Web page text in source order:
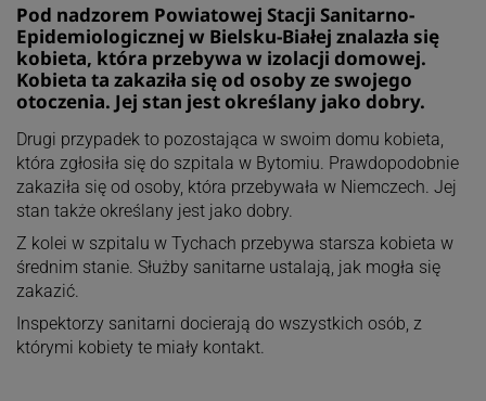
Pod nadzorem Powiatowej Stacji Sanitarno-
Epidemiologicznej w Bielsku-Białej znalazła się
kobieta, która przebywa w izolacji domowej.
Kobieta ta zakaziła się od osoby ze swojego
otoczenia. Jej stan jest określany jako dobry.
Drugi przypadek to pozostająca w swoim domu kobieta,
która zgłosiła się do szpitala w Bytomiu. Prawdopodobnie
zakaziła się od osoby, która przebywała w Niemczech. Jej
stan także określany jest jako dobry.
Z kolei w szpitalu w Tychach przebywa starsza kobieta w
średnim stanie. Służby sanitarne ustalają, jak mogła się
zakazić.
Inspektorzy sanitarni docierają do wszystkich osób, z
którymi kobiety te miały kontakt.